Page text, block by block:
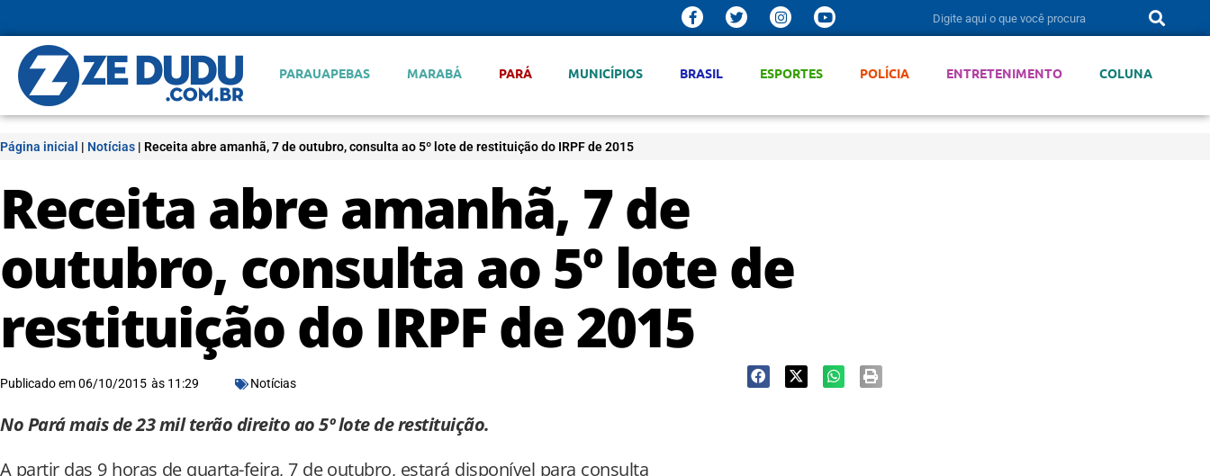
PARAUAPEBAS MARABÁ PARÁ MUNICÍPIOS BRASIL ESPORTES POLÍCIA ENTRETENIMENTO COLUNA
Página inicial | Notícias | Receita abre amanhã, 7 de outubro, consulta ao 5º lote de restituição do IRPF de 2015
Receita abre amanhã, 7 de
outubro, consulta ao 5º lote de
restituição do IRPF de 2015
Publicado em06/10/2015 às 11:29 Notícias
No Pará mais de 23 mil terão direito ao 5º lote de restituição.
A partir das 9 horas de quarta-feira, 7 de outubro, estará disponível para consulta